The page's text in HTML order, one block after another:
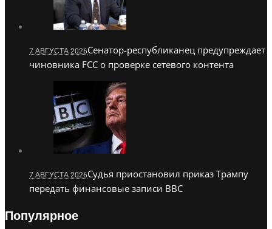
7 АВГУСТА 2026Сенатор-республиканец предупреждает
чиновника FCC о проверке сетевого контента
7 АВГУСТА 2026Судья приостановил приказ Трампу
передать финансовые записи BBC
Популярное